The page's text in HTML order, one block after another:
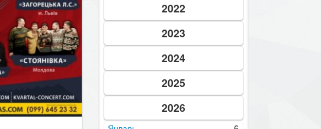
2022
2023
2024
2025
2026